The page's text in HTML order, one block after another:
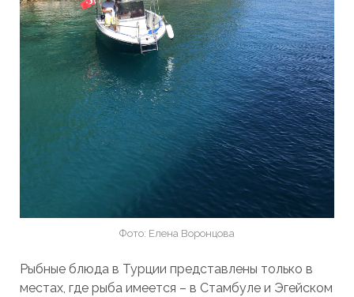
Фото: Елена Воронцова
Рыбные блюда в Турции представлены только в
местах, где рыба имеется – в Стамбуле и Эгейском